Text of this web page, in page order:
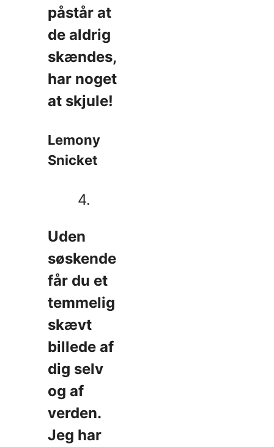
påstår at
de aldrig
skændes,
har noget
at skjule!
Lemony
Snicket
4.
Uden
søskende
får du et
temmelig
skævt
billede af
dig selv
og af
verden.
Jeg har